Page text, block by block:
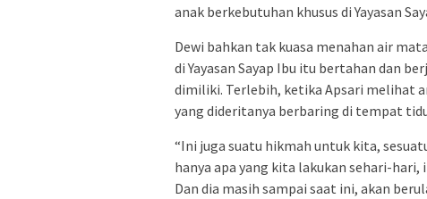
anak berkebutuhan khusus di Yayasan
Dewi bahkan tak kuasa menahan air
di Yayasan Sayap Ibu itu bertahan dan
dimiliki. Terlebih, ketika Apsari melihat
yang dideritanya berbaring di tempat
“Ini juga suatu hikmah untuk kita,
hanya apa yang kita lakukan sehari-
Dan dia masih sampai saat ini, akan